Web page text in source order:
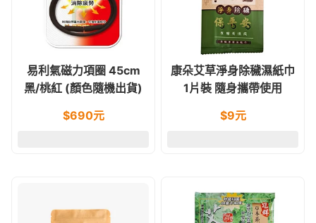
易利氣磁力項圈 45cm
黑/桃紅 (顏色隨機出貨)
$690元
康朵艾草淨身除穢濕紙巾
1片裝 隨身攜帶使用
$9元